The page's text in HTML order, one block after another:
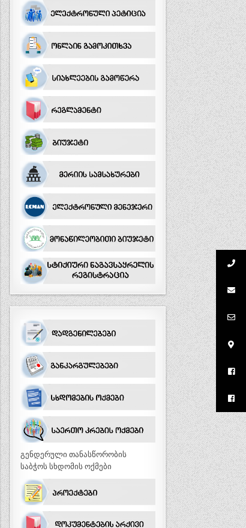
გენდერული თანასწორობის
საბჭოს სხდომის ოქმები